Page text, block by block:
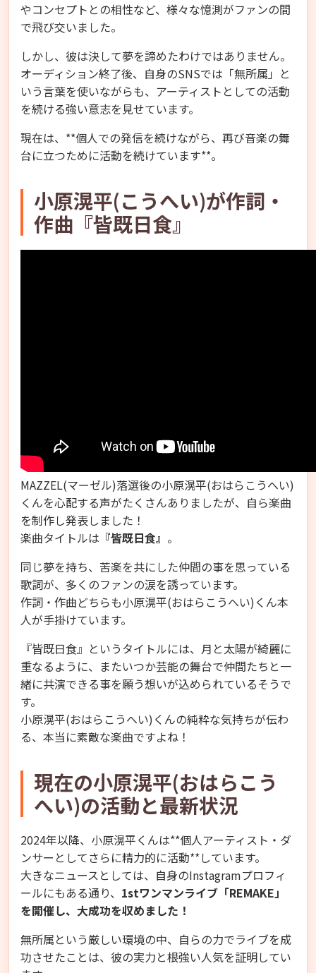
やコンセプトとの相性など、様々な憶測がファンの間
で飛び交いました。
しかし、彼は決して夢を諦めたわけではありません。
オーディション終了後、自身のSNSでは「無所属」と
いう言葉を使いながらも、アーティストとしての活動
を続ける強い意志を見せています。
現在は、**個人での発信を続けながら、再び音楽の舞
台に立つために活動を続けています**。
小原滉平(こうへい)が作詞・
作曲『皆既日食』
MAZZEL(マーゼル)落選後の小原滉平(おはらこうへい)
くんを心配する声がたくさんありましたが、自ら楽曲
を制作し発表しました！
楽曲タイトルは 『皆既日食』 。
同じ夢を持ち、苦楽を共にした仲間の事を思っている
歌詞が、多くのファンの涙を誘っています。
作詞・作曲どちらも小原滉平(おはらこうへい)くん本
人が手掛けています。
『皆既日食』というタイトルには、月と太陽が綺麗に
重なるように、またいつか芸能の舞台で仲間たちと一
緒に共演できる事を願う想いが込められているそうで
す。
小原滉平(おはらこうへい)くんの純粋な気持ちが伝わ
る、本当に素敵な楽曲ですよね！
現在の小原滉平(おはらこう
へい)の活動と最新状況
2024年以降、小原滉平くんは**個人アーティスト・ダ
ンサーとしてさらに精力的に活動**しています。
大きなニュースとしては、自身のInstagramプロフィ
ールにもある通り、 1stワンマンライブ「REMAKE」
を開催し、大成功を収めました！
無所属という厳しい環境の中、自らの力でライブを成
功させたことは、彼の実力と根強い人気を証明してい